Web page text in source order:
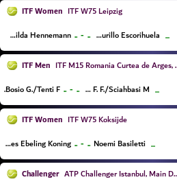
ITF Women ITF W75 Leipzig
Caijsa Wilda Hennemann .. - .. Irene Burillo Escorihuela ...
ITF Men ITF M15 Romania Curtea de Arges, Doubles
Bosio G./Tenti F. .. - .. Garbero F. F./Sciahbasi M. ...
ITF Women ITF W75 Koksijde
Loes Ebeling Koning .. - .. Noemi Basiletti ...
Challenger ATP Challenger Istanbul, Main Draw